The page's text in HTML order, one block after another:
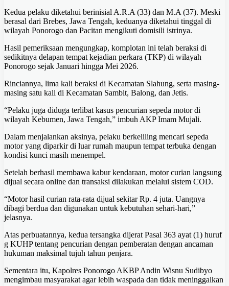
Kedua pelaku diketahui berinisial A.R.A (33) dan M.A (37). Meski
berasal dari Brebes, Jawa Tengah, keduanya diketahui tinggal di
wilayah Ponorogo dan Pacitan mengikuti domisili istrinya.
Hasil pemeriksaan mengungkap, komplotan ini telah beraksi di
sedikitnya delapan tempat kejadian perkara (TKP) di wilayah
Ponorogo sejak Januari hingga Mei 2026.
Rinciannya, lima kali beraksi di Kecamatan Slahung, serta masing-
masing satu kali di Kecamatan Sambit, Balong, dan Jetis.
“Pelaku juga diduga terlibat kasus pencurian sepeda motor di
wilayah Kebumen, Jawa Tengah,” imbuh AKP Imam Mujali.
Dalam menjalankan aksinya, pelaku berkeliling mencari sepeda
motor yang diparkir di luar rumah maupun tempat terbuka dengan
kondisi kunci masih menempel.
Setelah berhasil membawa kabur kendaraan, motor curian langsung
dijual secara online dan transaksi dilakukan melalui sistem COD.
“Motor hasil curian rata-rata dijual sekitar Rp. 4 juta. Uangnya
dibagi berdua dan digunakan untuk kebutuhan sehari-hari,”
jelasnya.
Atas perbuatannya, kedua tersangka dijerat Pasal 363 ayat (1) huruf
g KUHP tentang pencurian dengan pemberatan dengan ancaman
hukuman maksimal tujuh tahun penjara.
Sementara itu, Kapolres Ponorogo AKBP Andin Wisnu Sudibyo
mengimbau masyarakat agar lebih waspada dan tidak meninggalkan